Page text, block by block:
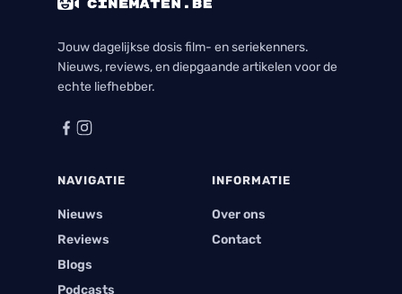
Jouw dagelijkse dosis film- en seriekenners.
Nieuws, reviews, en diepgaande artikelen voor de
echte liefhebber.
NAVIGATIE
Nieuws
Reviews
Blogs
Podcasts
INFORMATIE
Over ons
Contact